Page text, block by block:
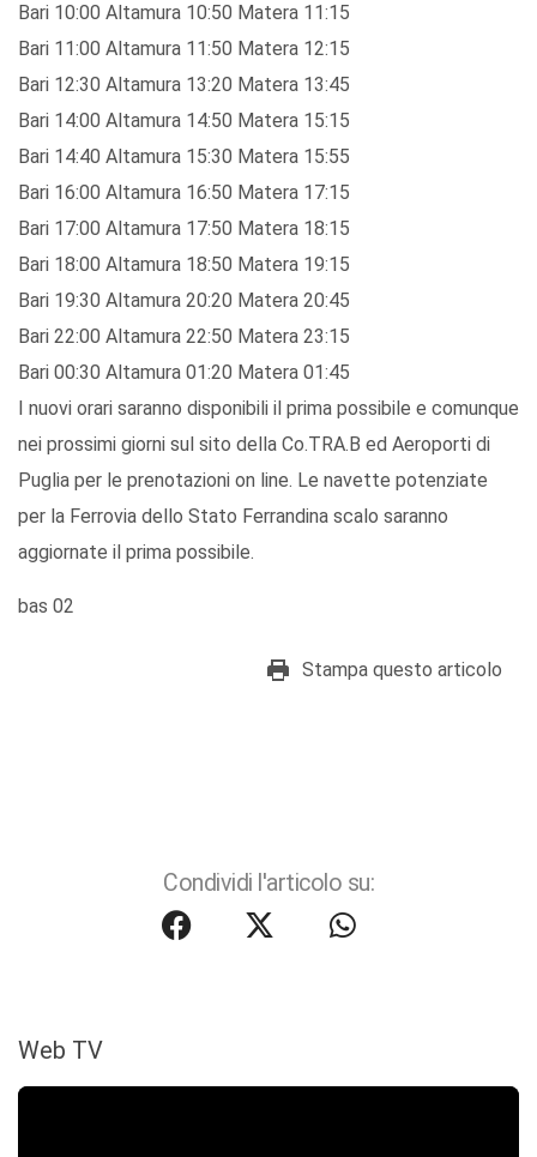
Bari 10:00 Altamura 10:50 Matera 11:15
Bari 11:00 Altamura 11:50 Matera 12:15
Bari 12:30 Altamura 13:20 Matera 13:45
Bari 14:00 Altamura 14:50 Matera 15:15
Bari 14:40 Altamura 15:30 Matera 15:55
Bari 16:00 Altamura 16:50 Matera 17:15
Bari 17:00 Altamura 17:50 Matera 18:15
Bari 18:00 Altamura 18:50 Matera 19:15
Bari 19:30 Altamura 20:20 Matera 20:45
Bari 22:00 Altamura 22:50 Matera 23:15
Bari 00:30 Altamura 01:20 Matera 01:45
I nuovi orari saranno disponibili il prima possibile e comunque
nei prossimi giorni sul sito della Co.TRA.B ed Aeroporti di
Puglia per le prenotazioni on line. Le navette potenziate
per la Ferrovia dello Stato Ferrandina scalo saranno
aggiornate il prima possibile.
bas 02
Stampa questo articolo
Condividi l'articolo su:
Web TV